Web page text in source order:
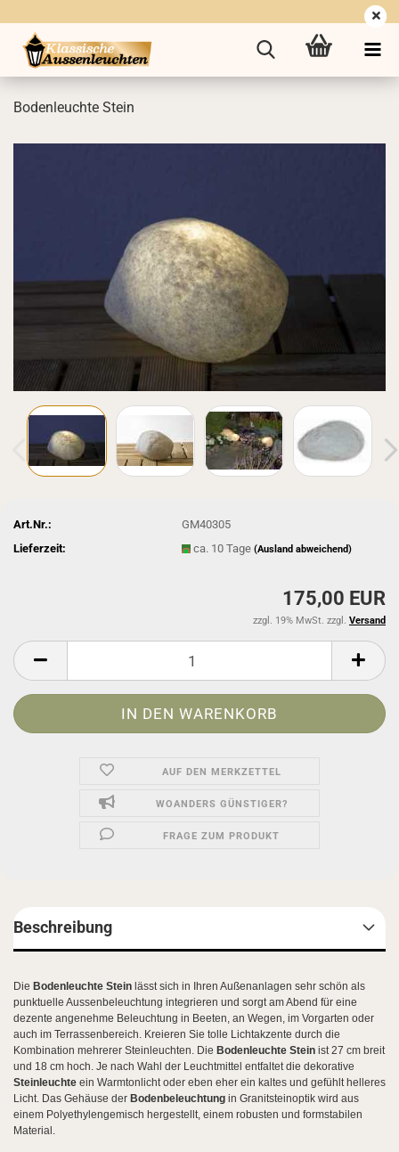
Bo­den­leuch­te Stein
Art.Nr.:
GM40305
Lieferzeit:
ca. 10 Tage(Ausland abweichend)
175,00 EUR
zzgl. 19% MwSt. zzgl. Versand
AUF DEN MERKZETTEL
WOANDERS GÜNSTIGER?
FRAGE ZUM PRODUKT
Beschreibung
Die Bodenleuchte Stein lässt sich in Ihren Außenanlagen sehr schön als
punktuelle Aussenbeleuchtung integrieren und sorgt am Abend für eine
dezente angenehme Beleuchtung in Beeten, an Wegen, im Vorgarten oder
auch im Terrassenbereich. Kreieren Sie tolle Lichtakzente durch die
Kombination mehrerer Steinleuchten. Die Bodenleuchte Stein ist 27 cm breit
und 18 cm hoch. Je nach Wahl der Leuchtmittel entfaltet die dekorative
Steinleuchte ein Warmtonlicht oder eben eher ein kaltes und gefühlt helleres
Licht. Das Gehäuse der Bodenbeleuchtung in Granitsteinoptik wird aus
einem Polyethylengemisch hergestellt, einem robusten und formstabilen
Material.